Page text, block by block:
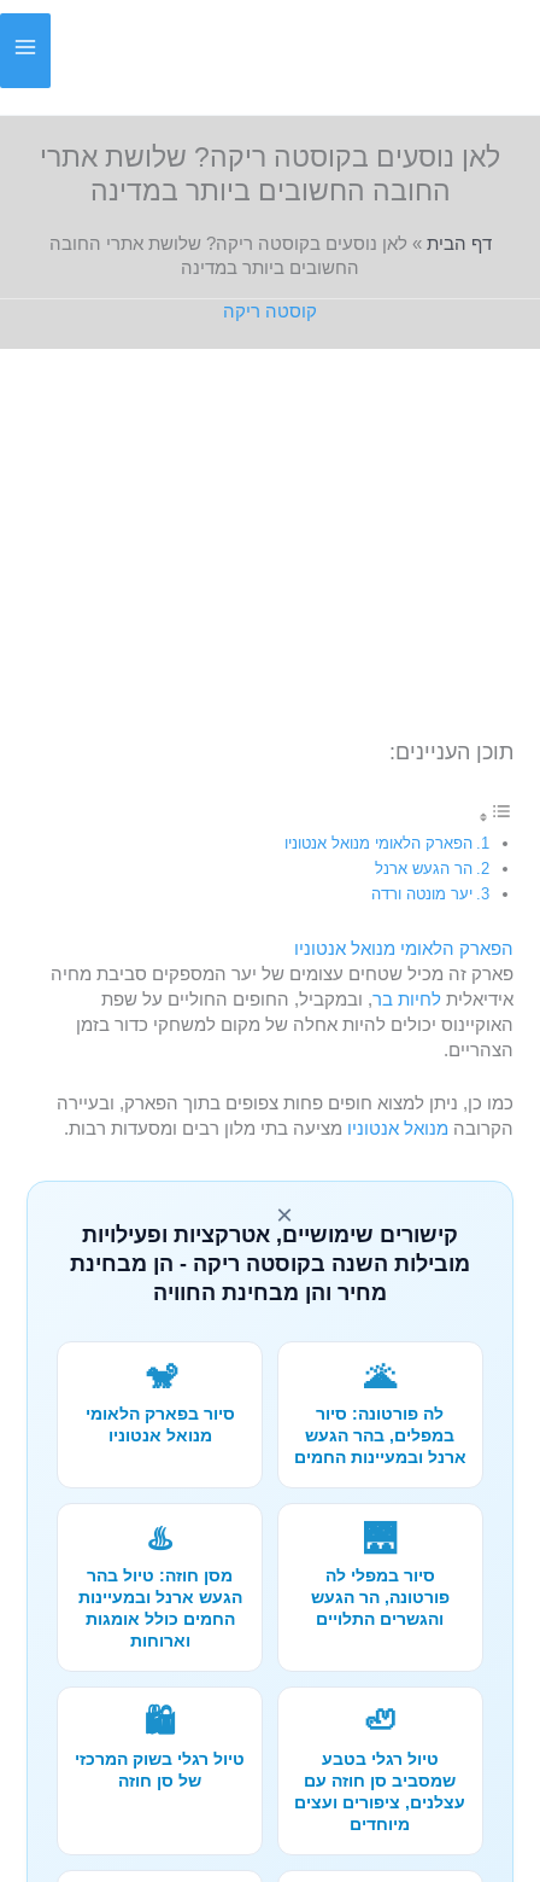
לאן נוסעים בקוסטה ריקה? שלושת אתרי
החובה החשובים ביותר במדינה
דף הבית » לאן נוסעים בקוסטה ריקה? שלושת אתרי החובה
החשובים ביותר במדינה
קוסטה ריקה
תוכן העניינים:
הפארק הלאומי מנואל אנטוניו
הר הגעש ארנל
יער מונטה ורדה
הפארק הלאומי מנואל אנטוניו
פארק זה מכיל שטחים עצומים של יער המספקים סביבת מחיה
אידיאליתלחיות בר, ובמקביל, החופים החוליים על שפת
האוקיינוס ​​יכולים להיות אחלה של מקום למשחקי כדור בזמן
הצהריים.
כמו כן, ניתן למצוא חופים פחות צפופים בתוך הפארק, ובעיירה
הקרובה מנואל אנטוניו מציעה בתי מלון רבים ומסעדות רבות.
×
קישורים שימושיים, אטרקציות ופעילויות
מובילות השנה בקוסטה ריקה - הן מבחינת
מחיר והן מבחינת החוויה
🌋
לה פורטונה: סיור
במפלים, בהר הגעש
ארנל ובמעיינות החמים
🐒
סיור בפארק הלאומי
מנואל אנטוניו
🌉
סיור במפלי לה
פורטונה, הר הגעש
והגשרים התלויים
♨️
מסן חוזה: טיול בהר
הגעש ארנל ובמעיינות
החמים כולל אומגות
וארוחות
🦥
טיול רגלי בטבע
שמסביב סן חוזה עם
עצלנים, ציפורים ועצים
מיוחדים
🛍️
טיול רגלי בשוק המרכזי
של סן חוזה